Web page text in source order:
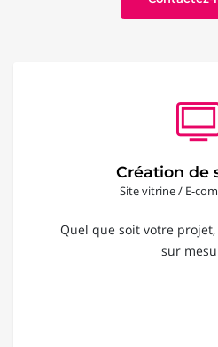
Création de
Site vitrine / E-
Quel que soit votre
sur